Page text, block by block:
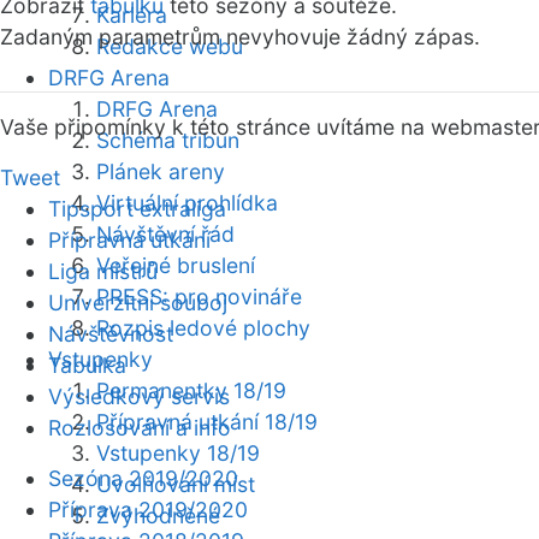
Kariéra
Redakce webu
DRFG Arena
DRFG Arena
Schéma tribun
Plánek areny
Virtuální prohlídka
Návštěvní řád
Veřejné bruslení
PRESS: pro novináře
Rozpis ledové plochy
Vstupenky
Permanentky 18/19
Přípravná utkání 18/19
Vstupenky 18/19
Uvolňování míst
Zvýhodněné
Zobrazit tabulku této sezóny a soutěže.
Zadaným parametrům nevyhovuje žádný zápas.
Vaše připomínky k této stránce uvítáme na webmaster
Tweet
Tipsport extraliga
Přípravná utkání
Liga mistrů
Univerzitní souboj
Návštěvnost
Tabulka
Výsledkový servis
Rozlosování a info
Sezóna 2019/2020
Příprava 2019/2020